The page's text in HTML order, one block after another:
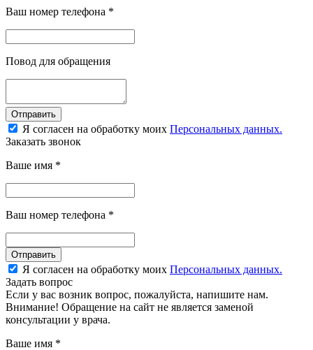
Ваш номер телефона *
Повод для обращения
Отправить
Я согласен на обработку моих Персональных данных.
Заказать звонок
Ваше имя *
Ваш номер телефона *
Отправить
Я согласен на обработку моих Персональных данных.
Задать вопрос
Если у вас возник вопрос, пожалуйста, напишите нам.
Внимание! Обращение на сайт не является заменой
консультации у врача.
Ваше имя *